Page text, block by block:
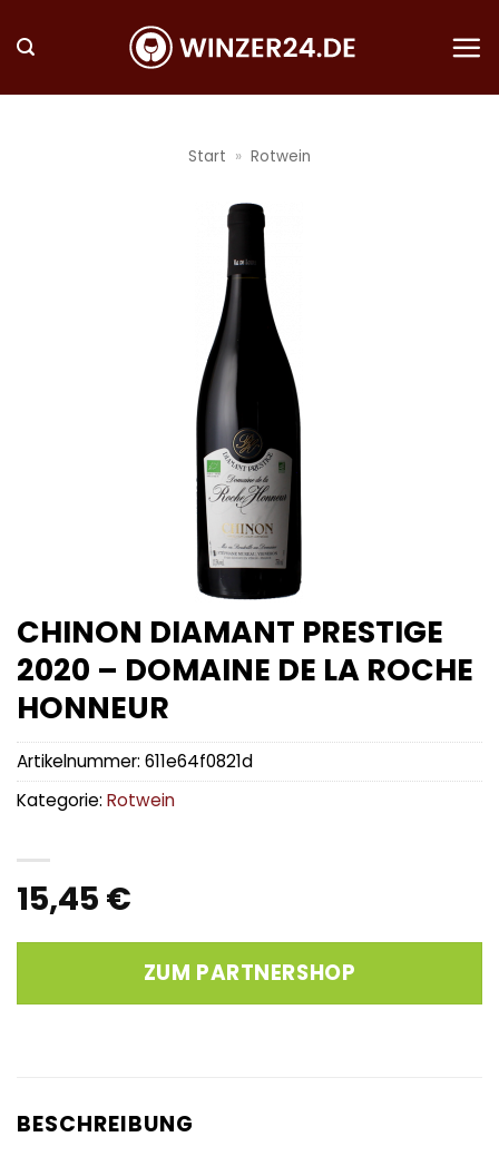
Inhalt
Start » Rotwein
CHINON DIAMANT PRESTIGE
2020 – DOMAINE DE LA ROCHE
HONNEUR
15,45 €
ZUM PARTNERSHOP
Artikelnummer: 611e64f0821d
Kategorie: Rotwein
BESCHREIBUNG